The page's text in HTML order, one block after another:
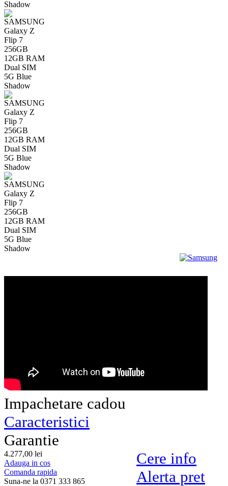
Impachetare cadou
Caracteristici
Garantie
4.277,00 lei
Adauga in cos
Comanda rapida
Suna-ne la 0371 333 865
Cere info
Alerta pret